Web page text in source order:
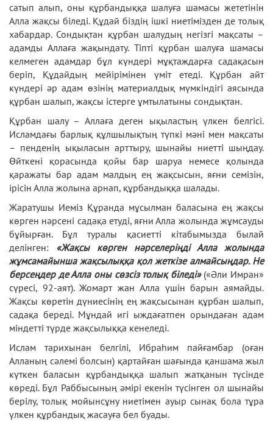
сатып алып, оны құрбандыққа шалуға шамасы жететінін
Алла жақсы біледі. Құдай біздің ішкі ниетімізден де толық
хабардар. Сондықтан құрбан шалудың негізгі мақсаты –
адамды Аллаға жақындату. Тіпті құрбан шалуға шамасы
келмеген адамдар бұл күндері мұқтаждарға садақасын
беріп, Құдайдың мейірімінен үміт етеді. Құрбан айт
күндері әр адам өзінің материалдық мүмкіндігі аясында
құрбан шалып, жақсы істерге ұмтылатыны сондықтан.
Құрбан шалу – Аллаға деген ықыластың үлкен белгісі.
Исламдағы барлық құлшылықтың түпкі мәні мен мақсаты
– пенденің ықыласын арттыру, шынайы ниетті шыңдау.
Өйткені қорасында қойы бар шаруа немесе қолында
қаражаты бар адам малдың ең жақсысын, яғни семізін,
ірісін Алла жолына арнап, құрбандыққа шалады.
Жаратушы Иеміз Құранда мұсылман баласына ең жақсы
көрген нәрсені садақа етуді, яғни Алла жолында жұмсауды
бұйырған. Бұл туралы қасиетті кітабымызда былай
делінген: «Жақсы көрген нәрселеріңді Алла жолында
жұмсамайынша жақсылыққа қол жеткізе алмайсыңдар. Не
берсеңдер де Алла оны сөзсіз толық біледі»(«Әли Имран»
сүресі, 92-аят). Жомарт жан Алла үшін барын аямайды.
Жақсы көретін дүниесінің ең жақсысынан құрбан шалып,
садақа береді. Мұндай игі ыждағатпен орындаған адам
міндетті түрде жақсылыққа кенеледі.
Ислам тарихынан белгілі, Ибраһим пайғамбар (оған
Алланың сәлемі болсын) қартайған шағында қаншама жыл
күткен баласын құрбандыққа шалып жатқанын түсінде
көреді. Бұл Раббысының әмірі екенін түсінген ол шынайы
берілу, толық мойынсұну ниетімен ауыр сынақ бола тұра
үлкен құрбандық жасауға бел буады.